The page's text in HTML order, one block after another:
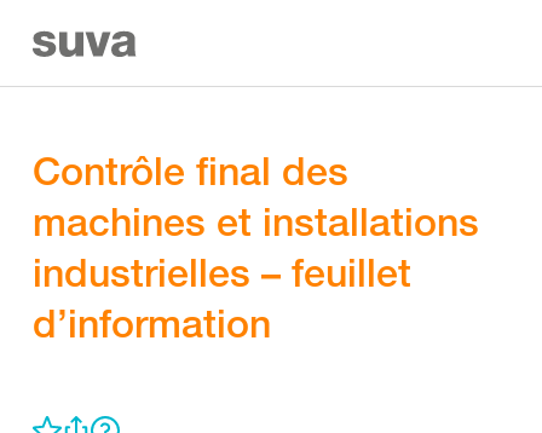
Contrôle final des
machines et installations
industrielles – feuillet
d’information